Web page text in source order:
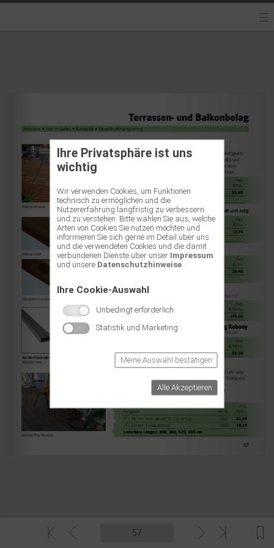
Ihre Privatsphäre ist uns
wichtig
Wir verwenden Cookies, um Funktionen
technisch zu ermöglichen und die
Nutzererfahrung langfristig zu verbessern
und zu verstehen. Bitte wählen Sie aus, welche
Arten von Cookies Sie nutzen möchten und
informieren Sie sich gerne im Detail über uns
und die verwendeten Cookies und die damit
verbundenen Dienste über unser Impressum
und unsere Datenschutzhinweise.
Ihre Cookie-Auswahl
Unbedingt erforderlich
Statistik und Marketing
Meine Auswahl bestätigen
Alle Akzeptieren